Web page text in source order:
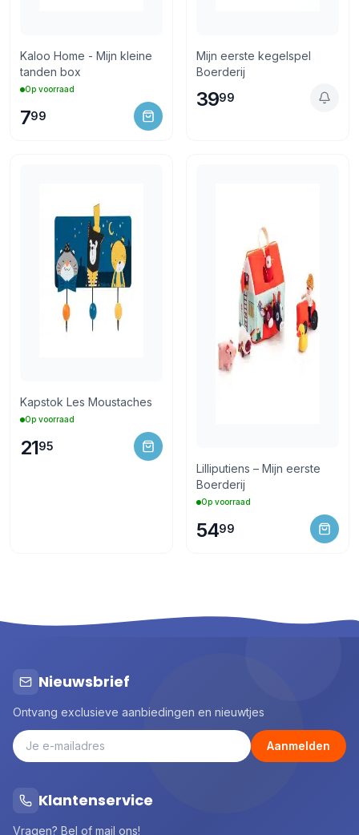
Kaloo Home - Mijn kleine
tanden box
Op voorraad
799
Mijn eerste kegelspel
Boerderij
3999
Kapstok Les Moustaches
Op voorraad
2195
Lilliputiens – Mijn eerste
Boerderij
Op voorraad
5499
Nieuwsbrief
Ontvang exclusieve aanbiedingen en nieuwtjes
Aanmelden
Klantenservice
Vragen? Bel of mail ons!